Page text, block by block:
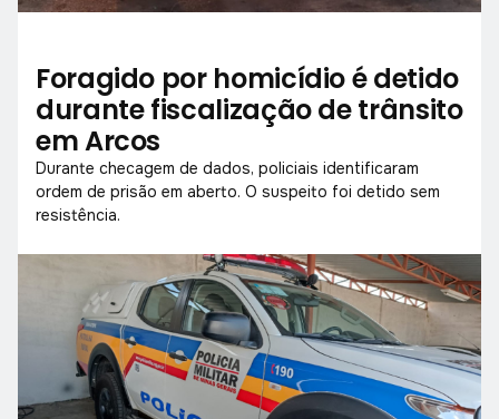
Foragido por homicídio é detido
durante fiscalização de trânsito
em Arcos
Durante checagem de dados, policiais identificaram
ordem de prisão em aberto. O suspeito foi detido sem
resistência.